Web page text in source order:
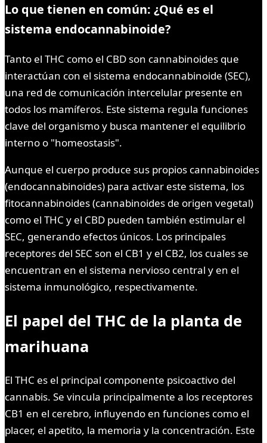
Lo que tienen en común: ¿Qué es el
sistema endocannabinoide?
Tanto el THC como el CBD son cannabinoides que
interactúan con el sistema endocannabinoide (SEC),
una red de comunicación intercelular presente en
todos los mamíferos. Este sistema regula funciones
clave del organismo y busca mantener el equilibrio
interno o "homeostasis".
Aunque el cuerpo produce sus propios cannabinoides
(endocannabinoides) para activar este sistema, los
fitocannabinoides (cannabinoides de origen vegetal)
como el THC y el CBD pueden también estimular el
SEC, generando efectos únicos. Los principales
receptores del SEC son el CB1 y el CB2, los cuales se
encuentran en el sistema nervioso central y en el
sistema inmunológico, respectivamente.
El papel del THC de la planta de
marihuana
El THC es el principal componente psicoactivo del
cannabis. Se vincula principalmente a los receptores
CB1 en el cerebro, influyendo en funciones como el
placer, el apetito, la memoria y la concentración. Este